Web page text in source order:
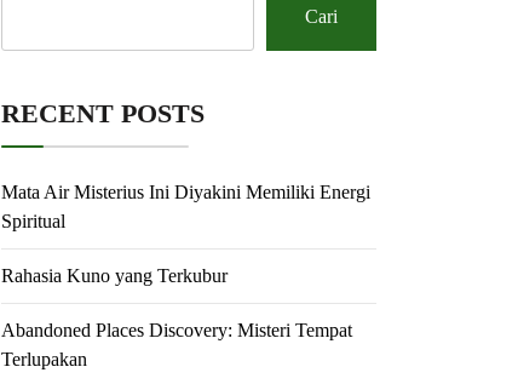
Cari
RECENT POSTS
Mata Air Misterius Ini Diyakini Memiliki Energi
Spiritual
Rahasia Kuno yang Terkubur
Abandoned Places Discovery: Misteri Tempat
Terlupakan